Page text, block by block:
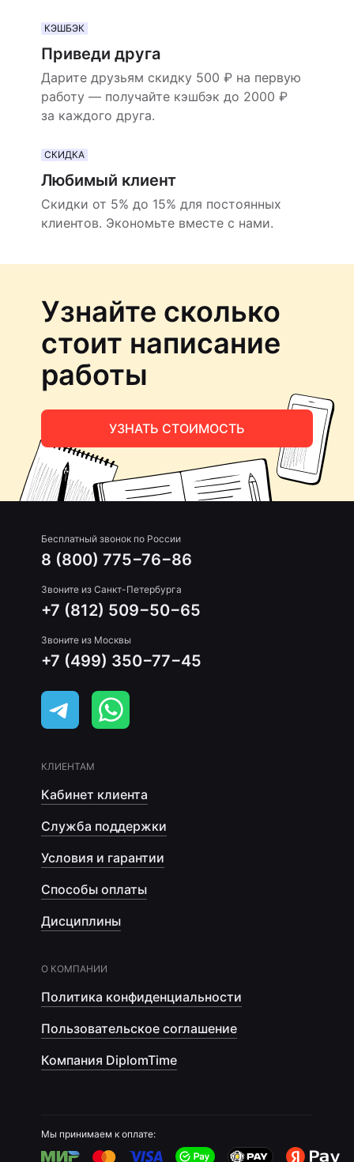
КЭШБЭК
Приведи друга
Дарите друзьям скидку 500 ₽ на первую
работу — получайте кэшбэк до 2000 ₽
за каждого друга.
СКИДКА
Любимый клиент
Скидки от 5% до 15% для постоянных
клиентов. Экономьте вместе с нами.
Узнайте сколько
стоит написание
работы
УЗНАТЬ СТОИМОСТЬ
Бесплатный звонок по России
8 (800) 775−76−86
Звоните из Санкт-Петербурга
+7 (812) 509−50−65
Звоните из Москвы
+7 (499) 350−77−45
КЛИЕНТАМ
Кабинет клиента
Служба поддержки
Условия и гарантии
Способы оплаты
Дисциплины
О КОМПАНИИ
Политика конфиденциальности
Пользовательское соглашение
Компания DiplomTime
Мы принимаем к оплате: